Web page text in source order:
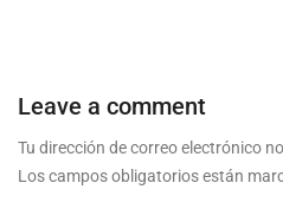
Leave a comment
Tu dirección de correo electrónico
Los campos obligatorios están